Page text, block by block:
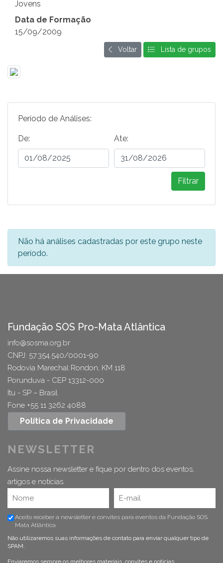
Jovens
Data de Formação
15/09/2009
Voltar Lista de grupos
Período de Análises:
De: Ate:
Filtrar
Não há análises cadastradas por este grupo neste
período.
Fundação SOS Pro-Mata Atlântica
info@sosma.org.br
CNPJ: 57.354.540/0001-90
Rodovia Marechal Rondon, KM 118
Porunduva - CEP 13312-000
Itu - SP – Brasil
Fone +55 11 3262 4088
Política de Privacidade
NEWSLETTER
Assine nossa newsletter e fique por dentro dos eventos,
artigos e notícias.
Aceito receber a newsletter e convites para eventos da Fundação SOS
Mata Atlântica
Não utilizaremos suas informações de contato para enviar qualquer tipo de
SPAM.
Enviaremos sempre os melhores materiais, convites e notícias